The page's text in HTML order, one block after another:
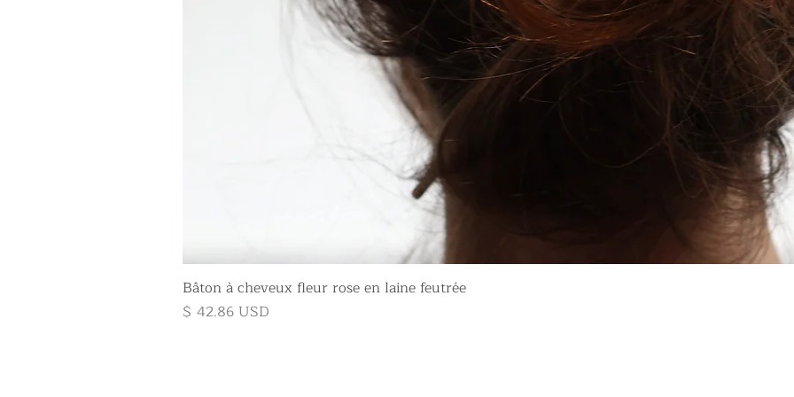
Bâton à cheveux fleur rose en laine feutrée
Prix
$ 42.86 USD